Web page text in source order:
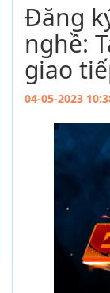
Đăng
nghề:
giao
04-05-2023